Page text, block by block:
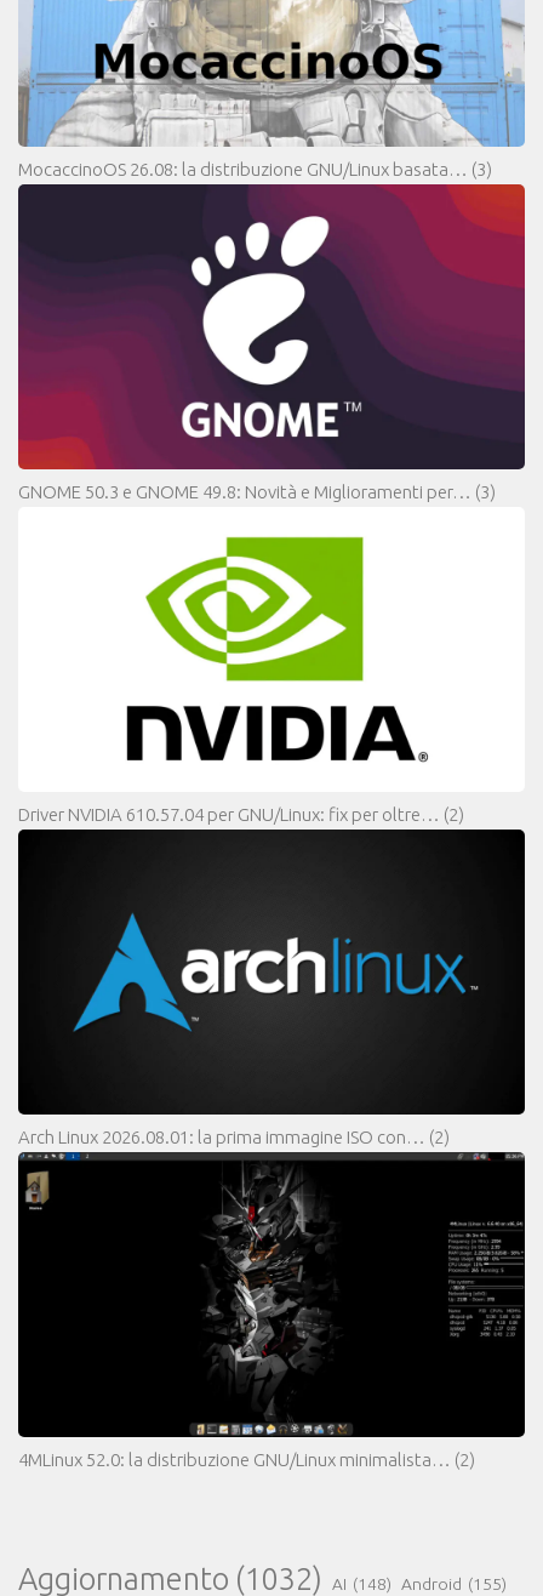
MocaccinoOS 26.08: la distribuzione GNU/Linux basata… (3)
GNOME 50.3 e GNOME 49.8: Novità e Miglioramenti per… (3)
Driver NVIDIA 610.57.04 per GNU/Linux: fix per oltre… (2)
Arch Linux 2026.08.01: la prima immagine ISO con… (2)
4MLinux 52.0: la distribuzione GNU/Linux minimalista… (2)
Aggiornamento (1032) AI (148) Android (155)